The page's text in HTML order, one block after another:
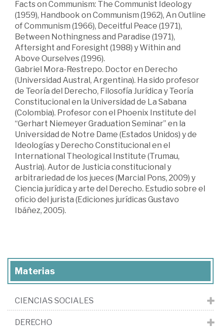
Facts on Communism: The Communist Ideology
(1959), Handbook on Communism (1962), An Outline
of Communism (1966), Deceitful Peace (1971),
Between Nothingness and Paradise (1971),
Aftersight and Foresight (1988) y Within and
Above Ourselves (1996).
Gabriel Mora-Restrepo. Doctor en Derecho
(Universidad Austral, Argentina). Ha sido profesor
de Teoría del Derecho, Filosofía Jurídica y Teoría
Constitucional en la Universidad de La Sabana
(Colombia). Profesor con el Phoenix Institute del
“Gerhart Niemeyer Graduation Seminar” en la
Universidad de Notre Dame (Estados Unidos) y de
Ideologías y Derecho Constitucional en el
International Theological Institute (Trumau,
Austria). Autor de Justicia constitucional y
arbitrariedad de los jueces (Marcial Pons, 2009) y
Ciencia jurídica y arte del Derecho. Estudio sobre el
oficio del jurista (Ediciones jurídicas Gustavo
Ibáñez, 2005).
Materias
CIENCIAS SOCIALES
DERECHO